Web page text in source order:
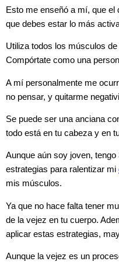
Esto me enseñó a mí, que el
que debes estar lo más
Utiliza todos los músculos
Compórtate como una
A mí personalmente me
no pensar, y quitarme
Se puede ser una anciana
todo está en tu cabeza y en
Aunque aún soy joven,
estrategias para ralentizar mi
mis músculos.
Ya que no hace falta tener
de la vejez en tu cuerpo.
aplicar estas estrategias,
Aunque la vejez es un